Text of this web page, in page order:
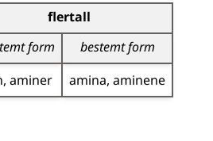
flertall
form
bestemt form
aminer amina aminene